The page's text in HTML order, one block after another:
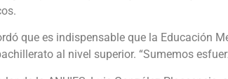
que es indispensable que la Educación
al nivel superior. “Sumemos